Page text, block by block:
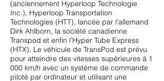
(anciennement Hyperloop Technologie
Inc.), Hyperloop Transportation
Technologies (HTT), lancée par l'allemand
Dirk Ahlborn, la société canadienne
Transpod et enfin l’Hyper Tube Express
(HTX). Le véhicule de TransPod est prévu
pour atteindre des vitesses supérieures à 1
000 km/h avec un système de commande
piloté par ordinateur et utilisant une